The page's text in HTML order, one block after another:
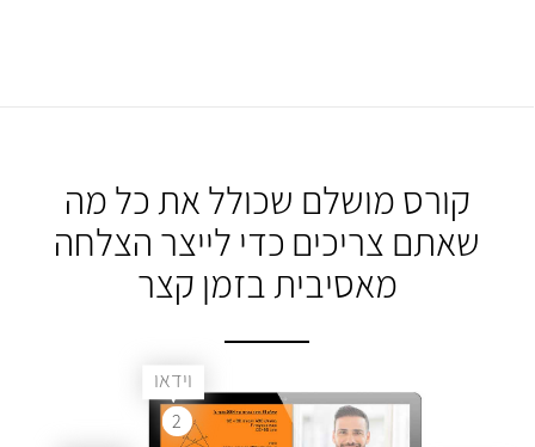
קורס מושלם שכולל את כל מה
שאתם צריכים כדי לייצר הצלחה
מאסיבית בזמן קצר
וידאו
2